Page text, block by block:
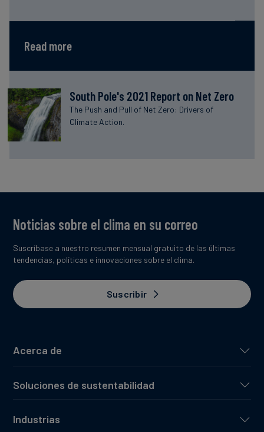
Read more
South Pole's 2021 Report on Net Zero
The Push and Pull of Net Zero: Drivers of
Climate Action.
Acerca de
Soluciones de sustentabilidad
Industrias
Noticias sobre el clima en su correo
Suscríbase a nuestro resumen mensual gratuito de las últimas
tendencias, políticas e innovaciones sobre el clima.
Suscribir